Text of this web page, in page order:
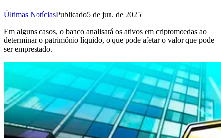
Últimas NotíciasPublicado5 de jun. de 2025
Em alguns casos, o banco analisará os ativos em criptomoedas ao
determinar o patrimônio líquido, o que pode afetar o valor que pode
ser emprestado.